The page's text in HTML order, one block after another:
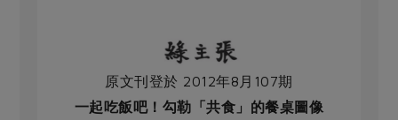
原文刊登於 2012年8月107期
一起吃飯吧！勾勒「共食」的餐桌圖像